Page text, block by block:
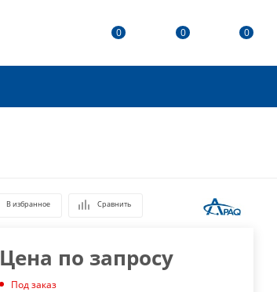
0 0 0
В избранное Сравнить
Цена по запросу
Под заказ